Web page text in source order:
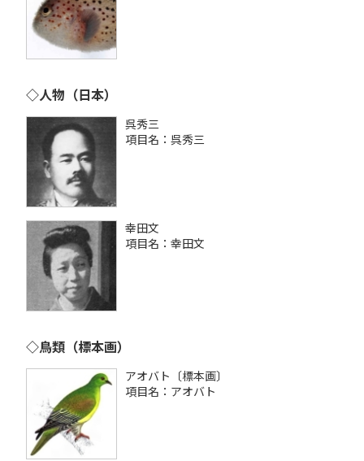
◇人物（日本）
呉秀三
項目名：呉秀三
幸田文
項目名：幸田文
◇鳥類（標本画）
アオバト〔標本画〕
項目名：アオバト